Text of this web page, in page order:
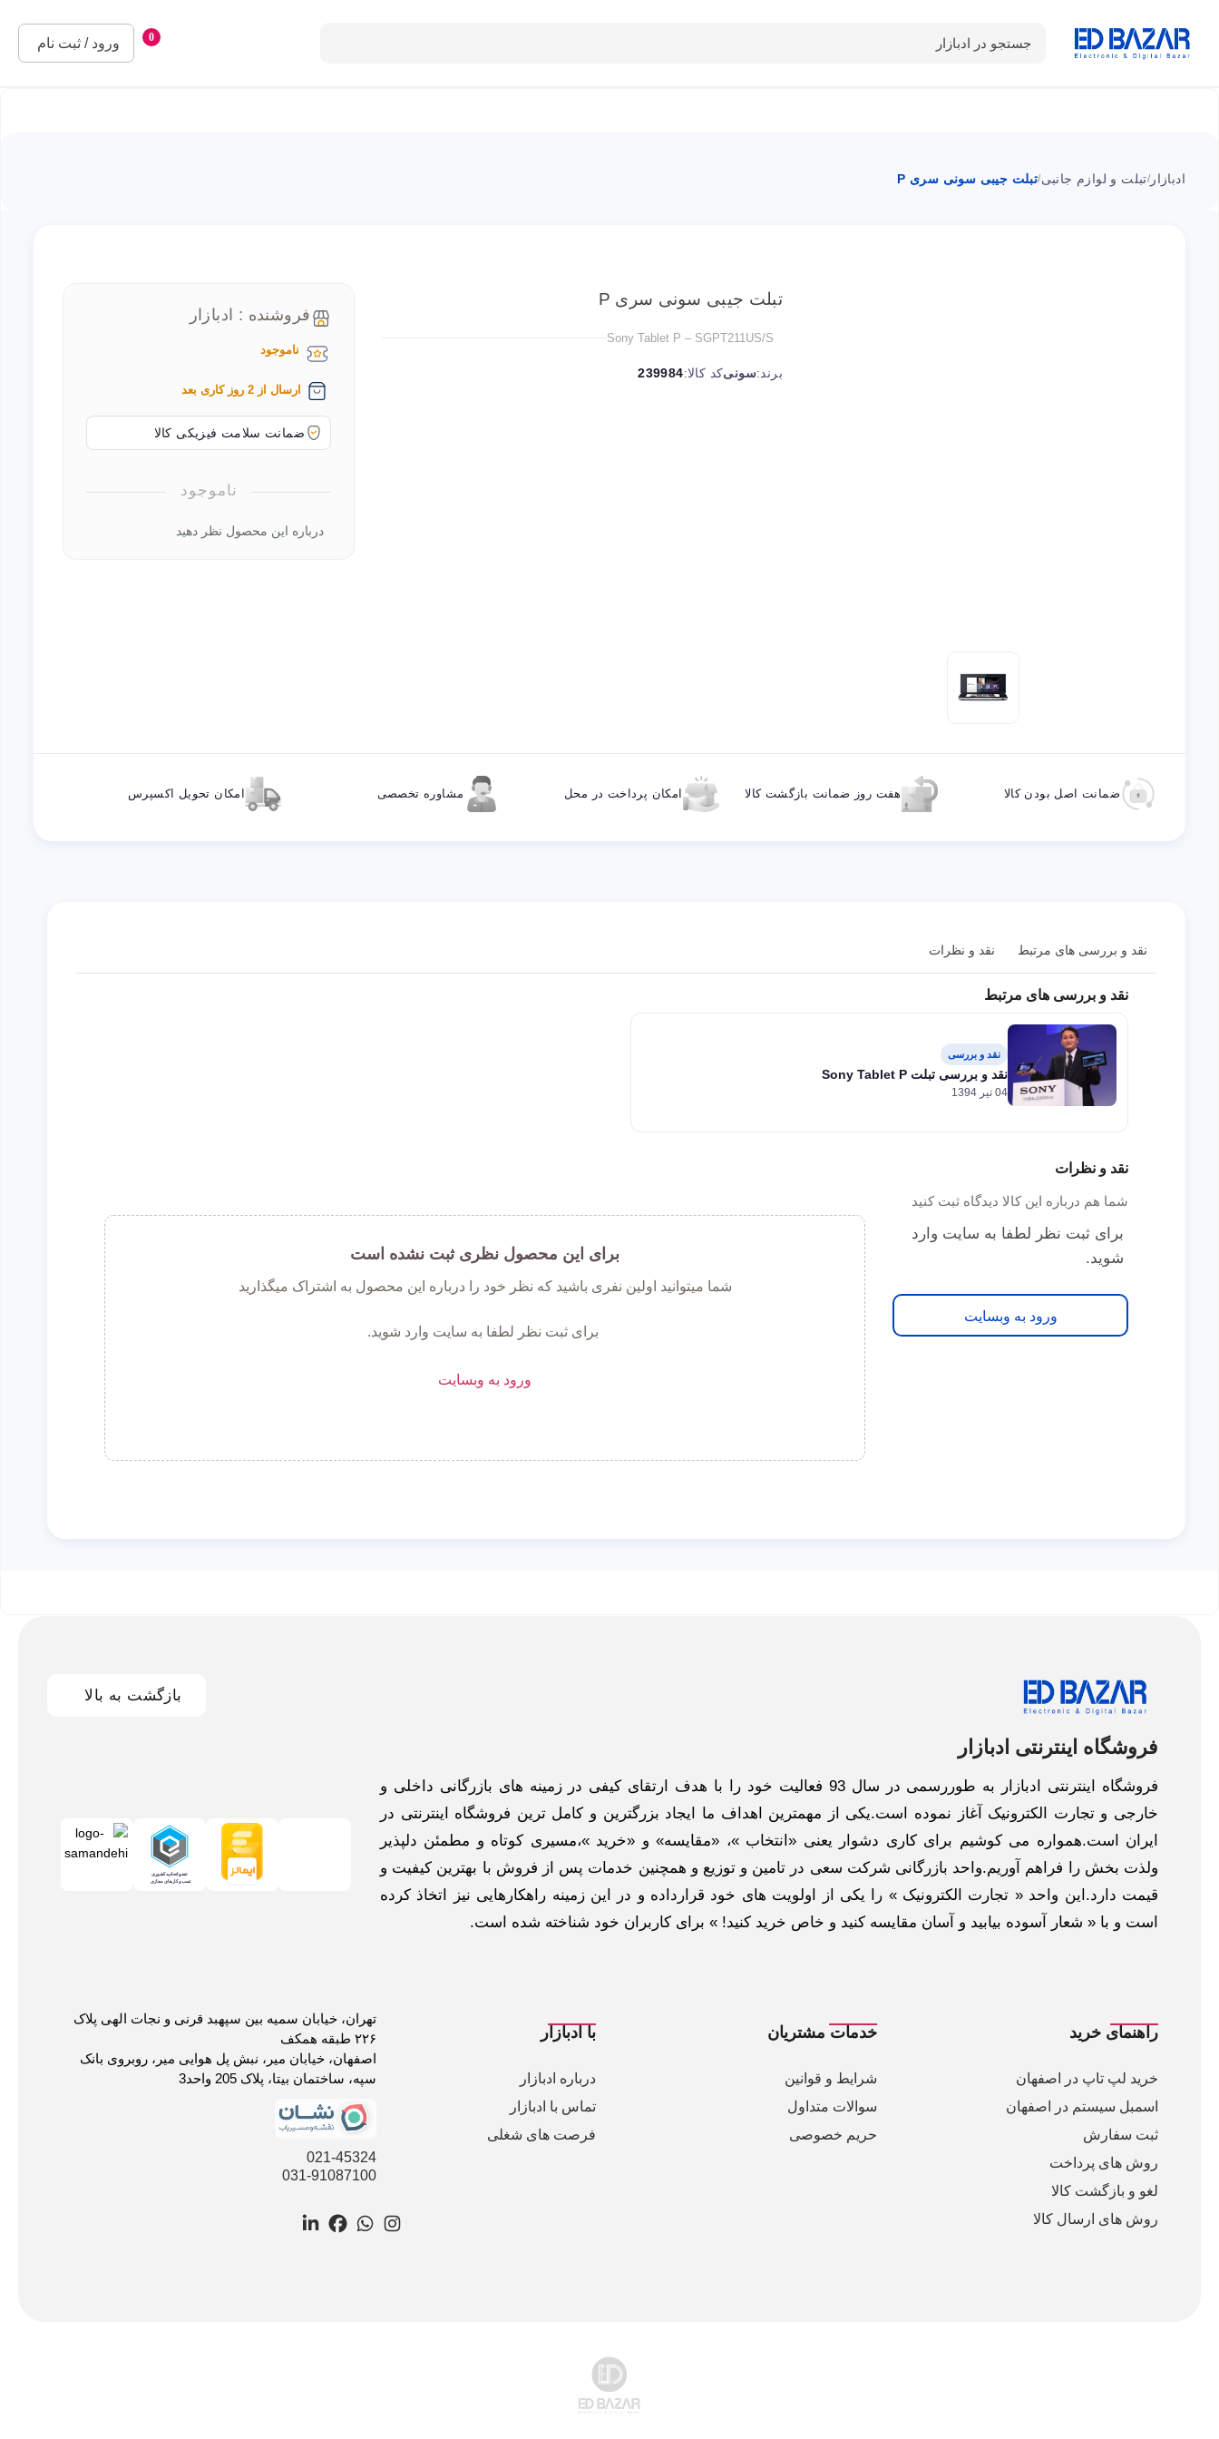
جستجو در ادبازار 0
ورود / ثبت نام
دسته بندی محصولات
ادبازار /تبلت و لوازم جانبی/تبلت جیبی سونی سری P
تبلت جیبی سونی سری P
Sony Tablet P – SGPT211US/S
برند:سونیکد کالا:239984
فروشنده : ادبازار
ناموجود
ارسال از 2 روز کاری بعد
ضمانت سلامت فیزیکی کالا
ناموجود
درباره این محصول نظر دهید
ضمانت اصل بودن کالا هفت روز ضمانت بازگشت کالا امکان پرداخت در محل مشاوره تخصصی امکان تحویل اکسپرس
نقد و بررسی های مرتبط نقد و نظرات
نقد و بررسی های مرتبط
نقد و بررسی
نقد و بررسی تبلت Sony Tablet P
04 تیر 1394
نقد و نظرات
شما هم درباره این کالا دیدگاه ثبت کنید
برای ثبت نظر لطفا به سایت وارد
شوید.
ورود به وبسایت
برای این محصول نظری ثبت نشده است
شما میتوانید اولین نفری باشید که نظر خود را درباره این محصول به اشتراک میگذارید
برای ثبت نظر لطفا به سایت وارد شوید.
ورود به وبسایت
بازگشت به بالا
فروشگاه اینترنتی ادبازار
فروشگاه اینترنتی ادبازار به طوررسمی در سال 93 فعالیت خود را با هدف ارتقای کیفی در زمینه های بازرگانی داخلی و
خارجی و تجارت الکترونیک آغاز نموده است.یکی از مهمترین اهداف ما ایجاد بزرگترین و کامل ترین فروشگاه اینترنتی در
ایران است.همواره می کوشیم برای کاری دشوار یعنی «انتخاب »، «مقایسه» و «خرید »،مسیری کوتاه و مطمئن دلپذیر
ولذت بخش را فراهم آوریم.واحد بازرگانی شرکت سعی در تامین و توزیع و همچنین خدمات پس از فروش با بهترین کیفیت و
قیمت دارد.این واحد « تجارت الکترونیک » را یکی از اولویت های خود قرارداده و در این زمینه راهکارهایی نیز اتخاذ کرده
است و با « شعار آسوده بیابید و آسان مقایسه کنید و خاص خرید کنید! » برای کاربران خود شناخته شده است.
راهنمای خرید
خرید لپ تاپ در اصفهان
اسمبل سیستم در اصفهان
ثبت سفارش
روش های پرداخت
لغو و بازگشت کالا
روش های ارسال کالا
خدمات مشتریان
شرایط و قوانین
سوالات متداول
حریم خصوصی
با ادبازار
درباره ادبازار
تماس با ادبازار
فرصت های شغلی
تهران، خیابان سمیه بین سپهبد قرنی و نجات الهی پلاک
۲۲۶ طبقه همکف
اصفهان، خیابان میر، نبش پل هوایی میر، روبروی بانک
سپه، ساختمان بیتا، پلاک 205 واحد3
021-45324
031-91087100
Instagram
WhatsApp
Facebook
LinkedIn